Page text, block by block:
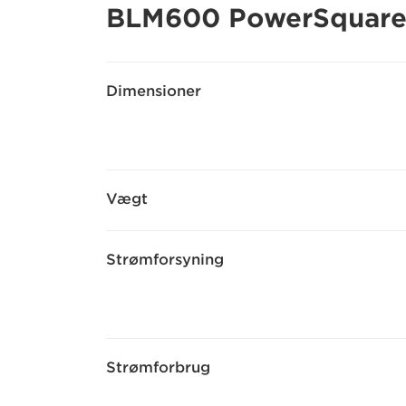
BLM600 PowerSquare
Dimensioner
Vægt
Strømforsyning
Strømforbrug